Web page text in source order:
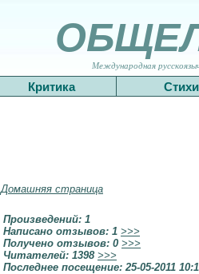
Международная
Критика Стихи
Домашняя страница
Произведений: 1
Написано отзывов: 1 >>>
Получено отзывов: 0 >>>
Читателей: 1398 >>>
Последнее посещение: 25-05-2011